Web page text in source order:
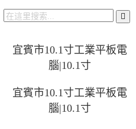
宜賓市10.1寸工業平板電
腦|10.1寸
宜賓市10.1寸工業平板電
腦|10.1寸